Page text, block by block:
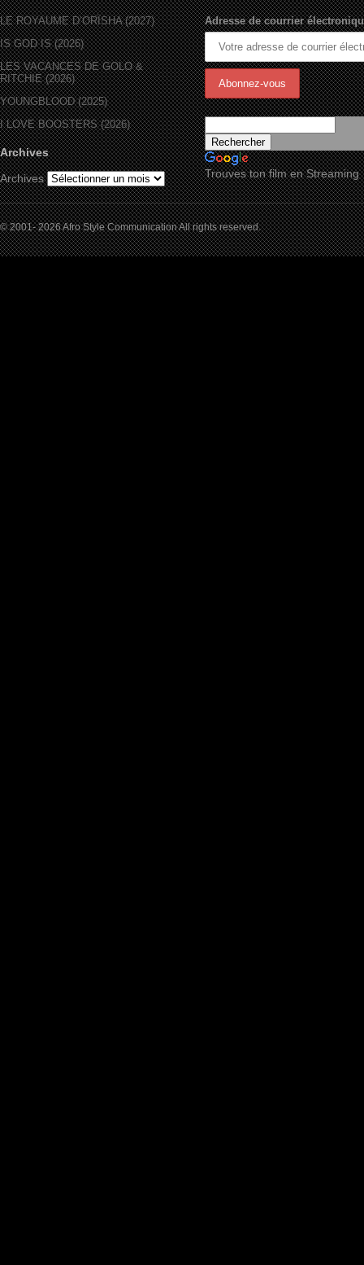
LE ROYAUME D’ORÏSHA (2027)
IS GOD IS (2026)
LES VACANCES DE GOLO &
RITCHIE (2026)
YOUNGBLOOD (2025)
I LOVE BOOSTERS (2026)
Archives
Archives
Adresse de courrier
Trouves ton film en Streaming
© 2001- 2026 Afro Style Communication All rights reserved.